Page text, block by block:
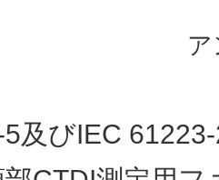
及びIEC